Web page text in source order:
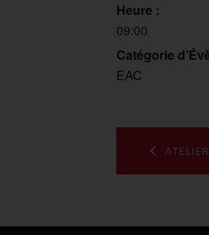
Heure :
09:00
Catégorie
EAC